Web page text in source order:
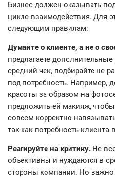
Бизнес должен оказывать
цикле взаимодействия. Для
следующим правилам:
Думайте о клиенте, а не о
предлагаете
средний чек, подбирайте не
под потребность. Например,
красоты за образом на
предложить ей макияж,
совсем корректно
так как потребность клиента
Реагируйте на критику. Не
объективны и нуждаются в
стороны компании. Но важно